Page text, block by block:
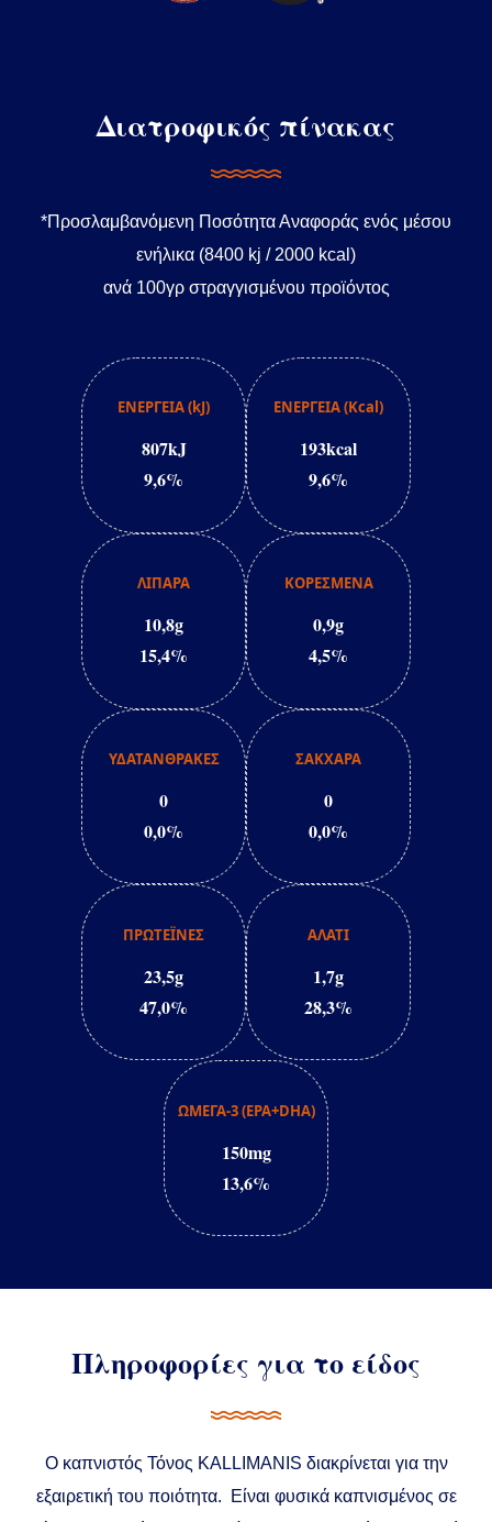
Διατροφικός πίνακας
*Προσλαμβανόμενη Ποσότητα Αναφοράς ενός μέσου
ενήλικα (8400 kj / 2000 kcal)
ανά 100γρ στραγγισμένου προϊόντος
ΕΝΕΡΓΕΙΑ (kJ)
807kJ
9,6%
ΕΝΕΡΓΕΙΑ (Kcal)
193kcal
9,6%
ΛΙΠΑΡΑ
10,8g
15,4%
ΚΟΡΕΣΜΕΝΑ
0,9g
4,5%
ΥΔΑΤΑΝΘΡΑΚΕΣ
0
0,0%
ΣΑΚΧΑΡΑ
0
0,0%
ΠΡΩΤΕΪΝΕΣ
23,5g
47,0%
ΑΛΑΤΙ
1,7g
28,3%
ΩΜΕΓΑ-3 (EPA+DHA)
150mg
13,6%
Πληροφορίες για το είδος
Ο καπνιστός Τόνος KALLIMANIS διακρίνεται για την
εξαιρετική του ποιότητα. Είναι φυσικά καπνισμένος σε